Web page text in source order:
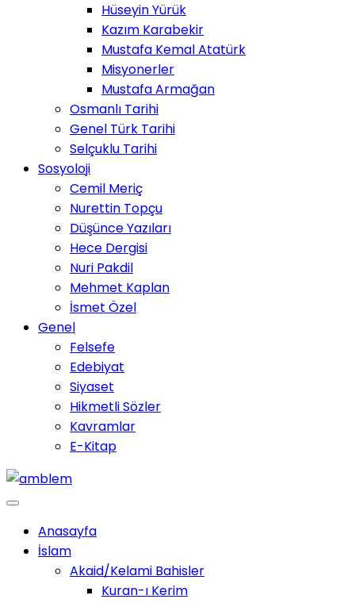
Hüseyin Yürük
Kazım Karabekir
Mustafa Kemal Atatürk
Misyonerler
Mustafa Armağan
Osmanlı Tarihi
Genel Türk Tarihi
Selçuklu Tarihi
Sosyoloji
Cemil Meriç
Nurettin Topçu
Düşünce Yazıları
Hece Dergisi
Nuri Pakdil
Mehmet Kaplan
İsmet Özel
Genel
Felsefe
Edebiyat
Siyaset
Hikmetli Sözler
Kavramlar
E-Kitap
Anasayfa
İslam
Akaid/Kelami Bahisler
Kuran-ı Kerim